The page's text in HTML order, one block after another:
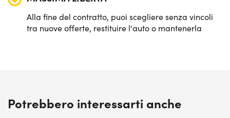
Alla fine del contratto, puoi scegliere senza vincoli
tra nuove offerte, restituire l'auto o mantenerla
Potrebbero interessarti anche